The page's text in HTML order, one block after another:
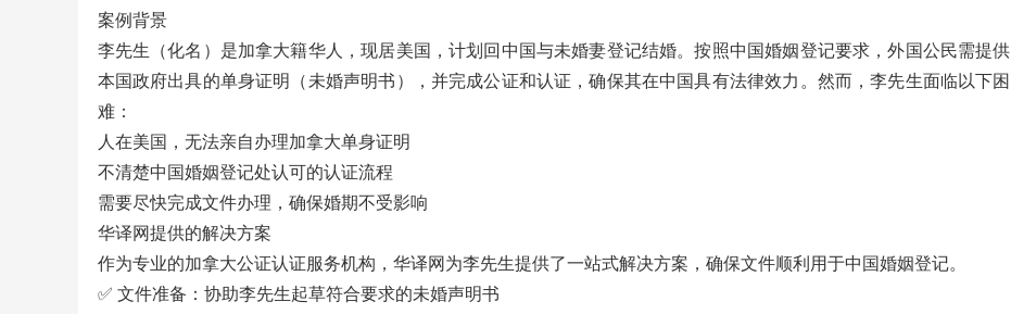
案例背景
李先生（化名）是加拿大籍华人，现居美国，计划回中国与未婚妻登记结婚。按照中国婚姻登记要求，外国公民需提供
本国政府出具的单身证明（未婚声明书），并完成公证和认证，确保其在中国具有法律效力。然而，李先生面临以下困
难：
人在美国，无法亲自办理加拿大单身证明
不清楚中国婚姻登记处认可的认证流程
需要尽快完成文件办理，确保婚期不受影响
华译网提供的解决方案
作为专业的加拿大公证认证服务机构，华译网为李先生提供了一站式解决方案，确保文件顺利用于中国婚姻登记。
✅ 文件准备：协助李先生起草符合要求的未婚声明书